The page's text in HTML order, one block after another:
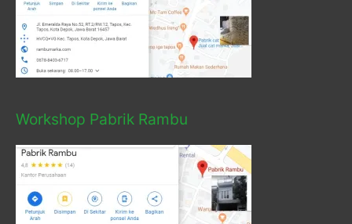
Workshop Pabrik Rambu